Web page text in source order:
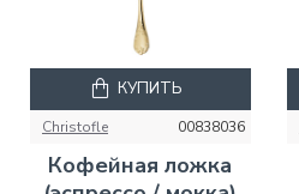
Christofle 00838036
Кофейная ложка
КУПИТЬ